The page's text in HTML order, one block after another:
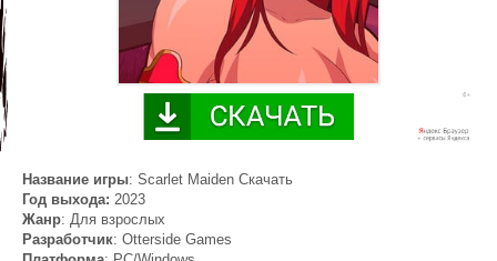
Название игры: Scarlet Maiden Скачать
Год выхода: 2023
Жанр: Для взрослых
Разработчик: Otterside Games